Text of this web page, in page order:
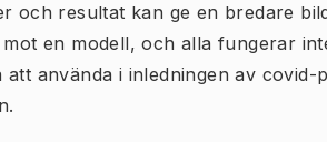
och resultat kan ge en bredare
en modell, och alla fungerar
att använda i inledningen av